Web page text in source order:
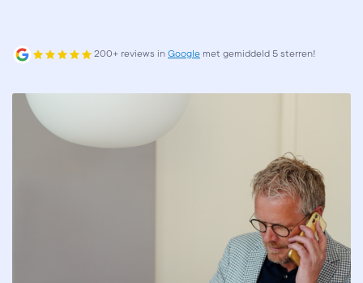
200+ reviews inGoogle met gemiddeld 5 sterren!